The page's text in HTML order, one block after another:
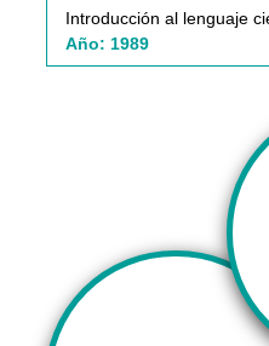
Introducción al lenguaje
Año: 1989